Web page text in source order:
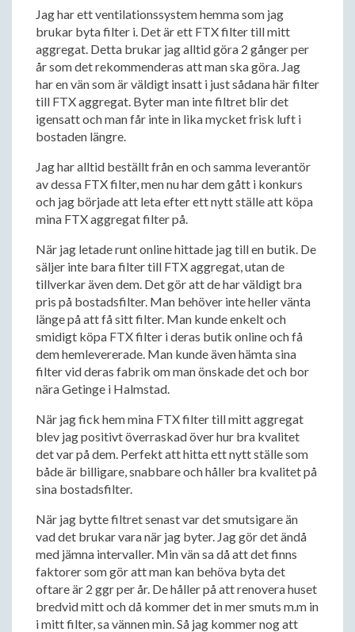
Jag har ett ventilationssystem hemma som jag
brukar byta filter i. Det är ett FTX filter till mitt
aggregat. Detta brukar jag alltid göra 2 gånger per
år som det rekommenderas att man ska göra. Jag
har en vän som är väldigt insatt i just sådana här filter
till FTX aggregat. Byter man inte filtret blir det
igensatt och man får inte in lika mycket frisk luft i
bostaden längre.
Jag har alltid beställt från en och samma leverantör
av dessa FTX filter, men nu har dem gått i konkurs
och jag började att leta efter ett nytt ställe att köpa
mina FTX aggregat filter på.
När jag letade runt online hittade jag till en butik. De
säljer inte bara filter till FTX aggregat, utan de
tillverkar även dem. Det gör att de har väldigt bra
pris på bostadsfilter. Man behöver inte heller vänta
länge på att få sitt filter. Man kunde enkelt och
smidigt köpa FTX filter i deras butik online och få
dem hemlevererade. Man kunde även hämta sina
filter vid deras fabrik om man önskade det och bor
nära Getinge i Halmstad.
När jag fick hem mina FTX filter till mitt aggregat
blev jag positivt överraskad över hur bra kvalitet
det var på dem. Perfekt att hitta ett nytt ställe som
både är billigare, snabbare och håller bra kvalitet på
sina bostadsfilter.
När jag bytte filtret senast var det smutsigare än
vad det brukar vara när jag byter. Jag gör det ändå
med jämna intervaller. Min vän sa då att det finns
faktorer som gör att man kan behöva byta det
oftare är 2 ggr per år. De håller på att renovera huset
bredvid mitt och då kommer det in mer smuts m.m in
i mitt filter, sa vännen min. Så jag kommer nog att